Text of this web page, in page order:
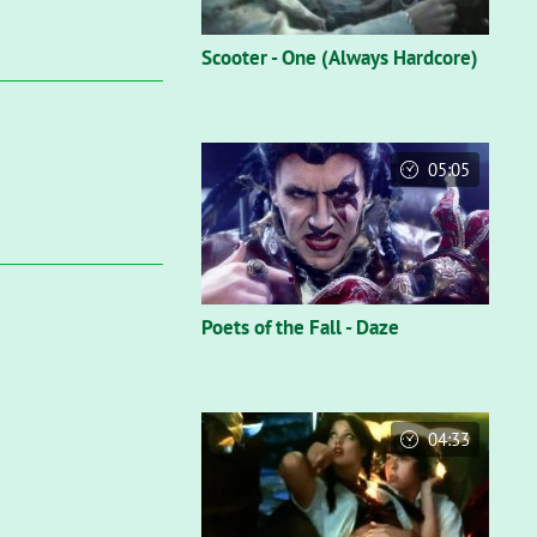
Scooter - One (Always Hardcore)
Poets of the Fall - Daze
05:05
04:33